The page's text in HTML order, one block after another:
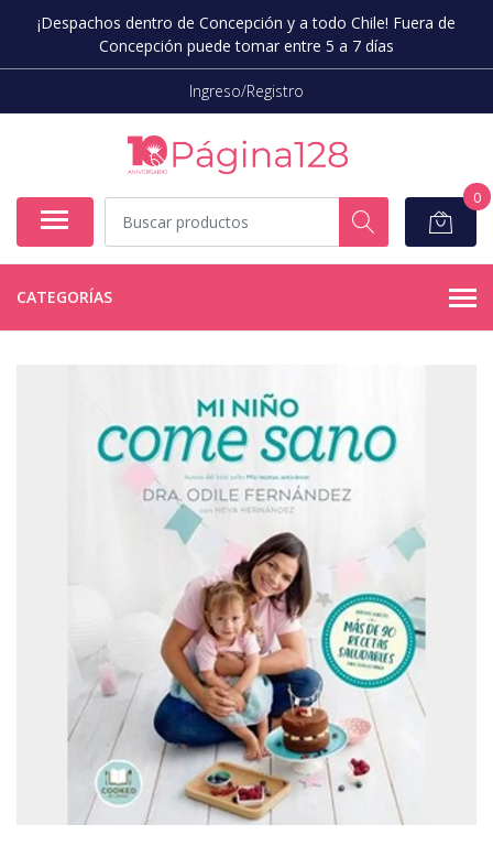
¡Despachos dentro de Concepción y a todo Chile! Fuera de
Concepción puede tomar entre 5 a 7 días
Ingreso/Registro
0
CATEGORÍAS